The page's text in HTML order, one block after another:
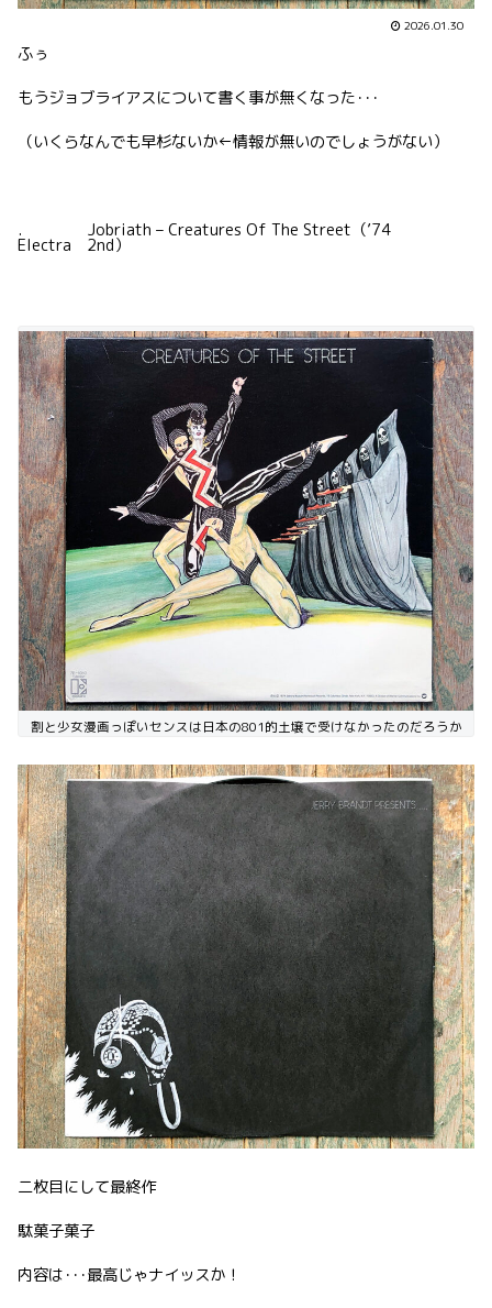
2026.01.30
ふぅ
もうジョブライアスについて書く事が無くなった･･･
（いくらなんでも早杉ないか←情報が無いのでしょうがない）
. Jobriath – Creatures Of The Street（’74
Electra 2nd）
割と少女漫画っぽいセンスは日本の801的土壌で受けなかったのだろうか
二枚目にして最終作
駄菓子菓子
内容は･･･最高じゃナイッスか！